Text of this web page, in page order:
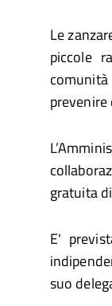
Le
piccole
gratuita
E'
suo